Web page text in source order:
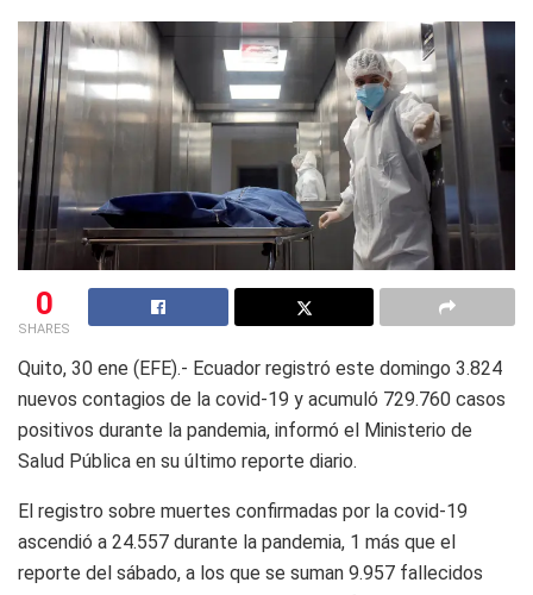
0
SHARES
Quito, 30 ene (EFE).- Ecuador registró este domingo 3.824
nuevos contagios de la covid-19 y acumuló 729.760 casos
positivos durante la pandemia, informó el Ministerio de
Salud Pública en su último reporte diario.
El registro sobre muertes confirmadas por la covid-19
ascendió a 24.557 durante la pandemia, 1 más que el
reporte del sábado, a los que se suman 9.957 fallecidos